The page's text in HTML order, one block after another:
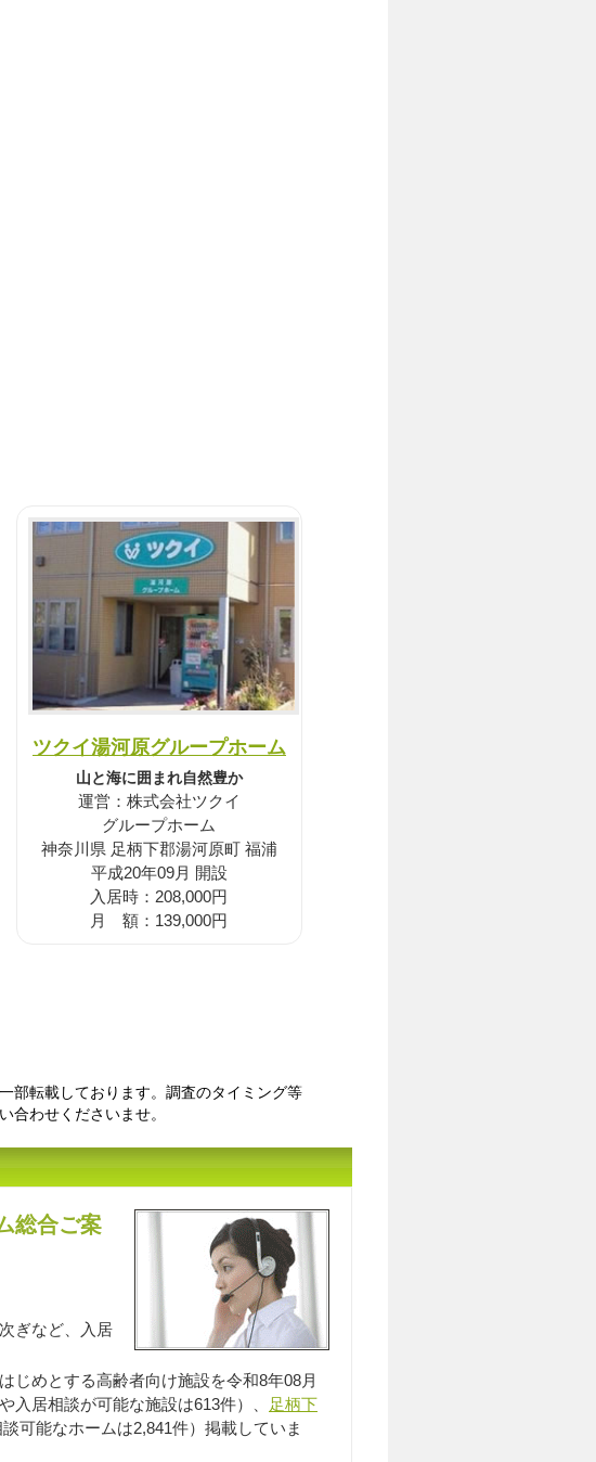
ツクイ湯河原グループホーム
山と海に囲まれ自然豊か
運営：株式会社ツクイ
グループホーム
神奈川県 足柄下郡湯河原町 福浦
平成20年09月 開設
入居時：208,000円
月 額：139,000円
部転載しております。調査のタイミング等
合わせくださいませ。
総合ご案
ぎなど、入居
じめとする高齢者向け施設を令和8年08月
入居相談が可能な施設は613件）、
足柄下
可能なホームは2,841件）掲載していま